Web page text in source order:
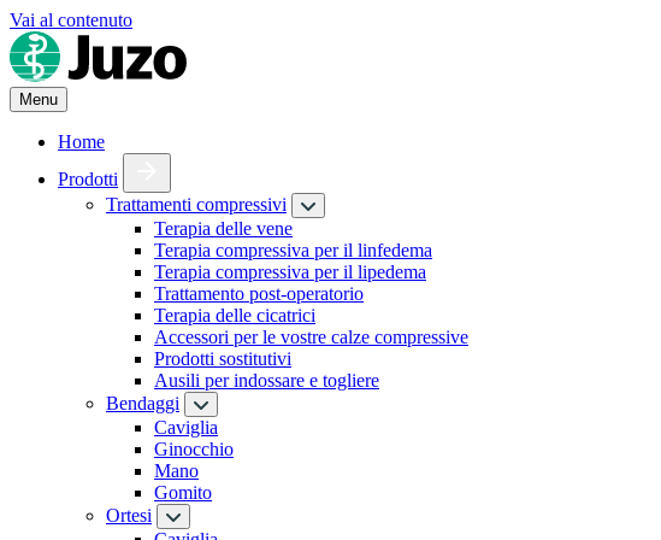
Vai al contenuto
Menu
Home
Prodotti
Trattamenti compressivi
Terapia delle vene
Terapia compressiva per il linfedema
Terapia compressiva per il lipedema
Trattamento post-operatorio
Terapia delle cicatrici
Accessori per le vostre calze compressive
Prodotti sostitutivi
Ausili per indossare e togliere
Bendaggi
Caviglia
Ginocchio
Mano
Gomito
Ortesi